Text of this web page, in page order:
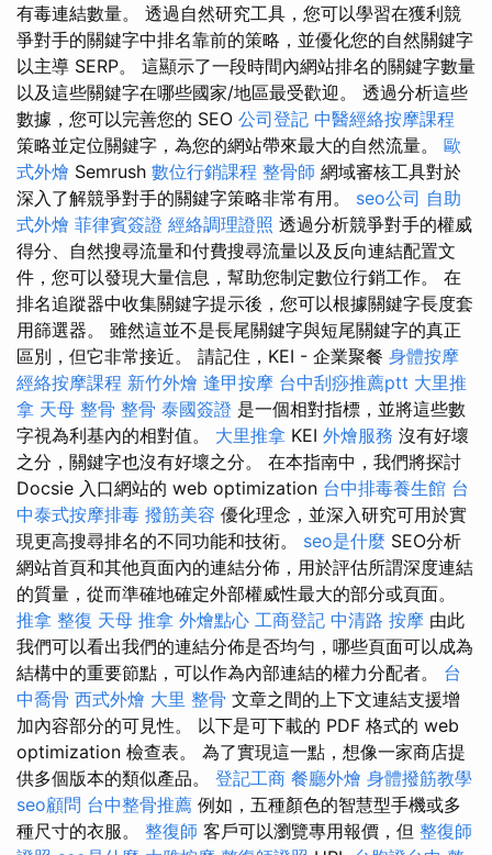
有毒連結數量。 透過自然研究工具，您可以學習在獲利競
爭對手的關鍵字中排名靠前的策略，並優化您的自然關鍵字
以主導 SERP。 這顯示了一段時間內網站排名的關鍵字數量
以及這些關鍵字在哪些國家/地區最受歡迎。 透過分析這些
數據，您可以完善您的 SEO 公司登記 中醫經絡按摩課程
策略並定位關鍵字，為您的網站帶來最大的自然流量。 歐
式外燴 Semrush 數位行銷課程 整骨師 網域審核工具對於
深入了解競爭對手的關鍵字策略非常有用。 seo公司 自助
式外燴 菲律賓簽證 經絡調理證照 透過分析競爭對手的權威
得分、自然搜尋流量和付費搜尋流量以及反向連結配置文
件，您可以發現大量信息，幫助您制定數位行銷工作。 在
排名追蹤器中收集關鍵字提示後，您可以根據關鍵字長度套
用篩選器。 雖然這並不是長尾關鍵字與短尾關鍵字的真正
區別，但它非常接近。 請記住，KEI - 企業聚餐 身體按摩
經絡按摩課程 新竹外燴 逢甲按摩 台中刮痧推薦ptt 大里推
拿 天母 整骨 整骨 泰國簽證 是一個相對指標，並將這些數
字視為利基內的相對值。 大里推拿 KEI 外燴服務 沒有好壞
之分，關鍵字也沒有好壞之分。 在本指南中，我們將探討
Docsie 入口網站的 web optimization 台中排毒養生館 台
中泰式按摩排毒 撥筋美容 優化理念，並深入研究可用於實
現更高搜尋排名的不同功能和技術。 seo是什麼 SEO分析
網站首頁和其他頁面內的連結分佈，用於評估所謂深度連結
的質量，從而準確地確定外部權威性最大的部分或頁面。
推拿 整復 天母 推拿 外燴點心 工商登記 中清路 按摩 由此
我們可以看出我們的連結分佈是否均勻，哪些頁面可以成為
結構中的重要節點，可以作為內部連結的權力分配者。 台
中喬骨 西式外燴 大里 整骨 文章之間的上下文連結支援增
加內容部分的可見性。 以下是可下載的 PDF 格式的 web
optimization 檢查表。 為了實現這一點，想像一家商店提
供多個版本的類似產品。 登記工商 餐廳外燴 身體撥筋教學
seo顧問 台中整骨推薦 例如，五種顏色的智慧型手機或多
種尺寸的衣服。 整復師 客戶可以瀏覽專用報價，但 整復師